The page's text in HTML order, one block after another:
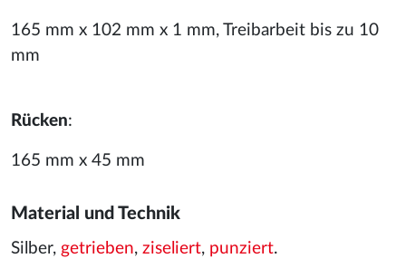
165 mm x 102 mm x 1 mm, Treibarbeit bis zu 10
mm
Rücken:
165 mm x 45 mm
Material und Technik
Silber, getrieben, ziseliert, punziert.